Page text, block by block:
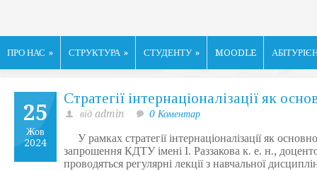
ПРО НАС » СТРУКТУРА » СТУДЕНТУ » MOODLE
25
Жов
2024
Стратегії інтернаціоналізації як
від admin 0 Коментар
У рамках стратегії інтернаціоналізації як
запрошення КДТУ імені І. Раззакова к. е. н.,
проводяться регулярні лекції з навчальної